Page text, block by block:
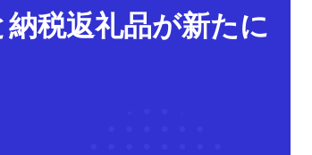
税返礼品が新たに